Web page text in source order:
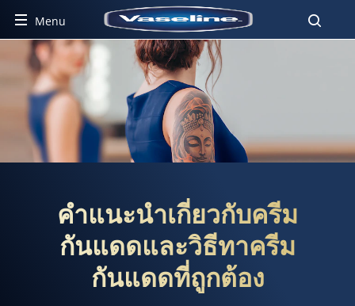
Menu
ำแนะนำเกี่ยวกับครีมกันแดดแ
คำแนะนำเกี่ยวกับครีม
กันแดดและวิธีทาครีม
กันแดดที่ถูกต้อง